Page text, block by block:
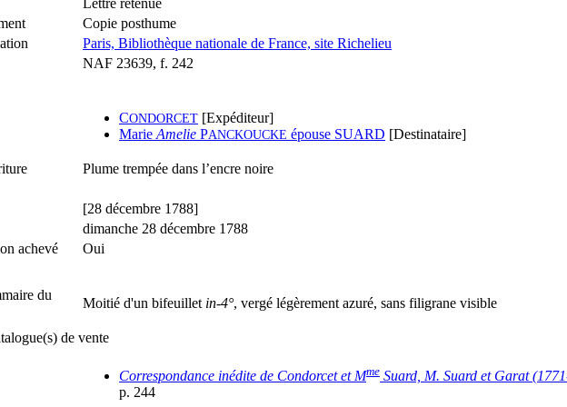
Lettre retenue
Copie posthume
Paris, Bibliothèque nationale de France, site Richelieu
NAF 23639, f. 242
CONDORCET [Expéditeur]
Marie Amelie PANCKOUCKE épouse SUARD [Destinataire]
Plume trempée dans l’encre noire
[28 décembre 1788]
dimanche 28 décembre 1788
achevé
Oui
du
Moitié d'un bifeuillet in-4°, vergé légèrement azuré, sans filigrane visible
de vente
Correspondance inédite de Condorcet et Mme Suard, M. Suard et Garat
p. 244